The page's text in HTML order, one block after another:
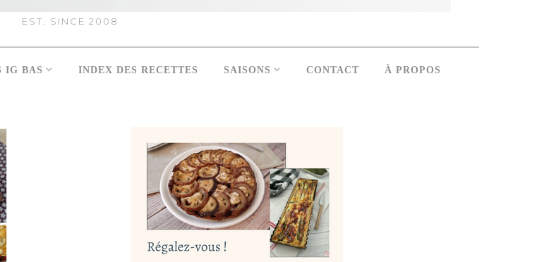
EST. SINCE 2008
IG BAS INDEX DES RECETTES SAISONS CONTACT À PROPOS